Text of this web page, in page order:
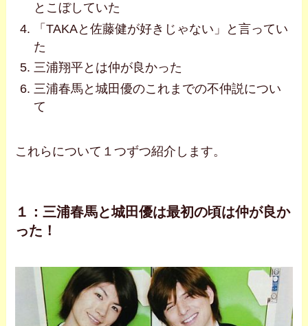
とこぼしていた
「TAKAと佐藤健が好きじゃない」と言ってい
た
三浦翔平とは仲が良かった
三浦春馬と城田優のこれまでの不仲説につい
て
これらについて１つずつ紹介します。
１：三浦春馬と城田優は最初の頃は仲が良か
った！